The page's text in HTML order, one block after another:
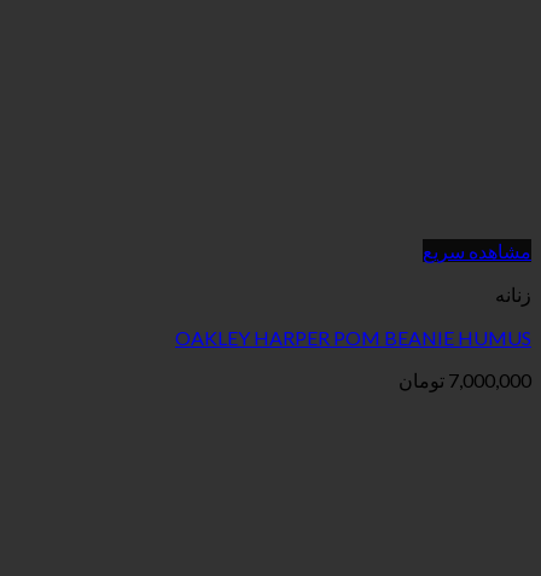
مشاهده سریع
زنانه
OAKLEY HARPER POM BEANIE HUMUS
7,000,000 تومان